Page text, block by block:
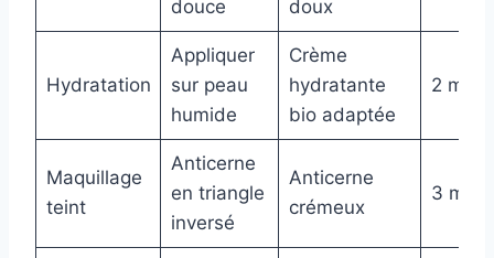
douce
doux
Hydratation
Appliquer
sur peau
humide
Crème
hydratante
bio adaptée
2 min
Maquillage
teint
Anticerne
en triangle
inversé
Anticerne
crémeux
3 min